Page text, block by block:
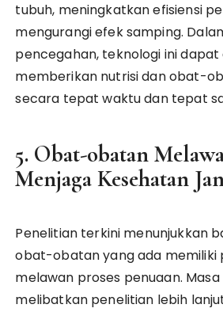
tubuh, meningkatkan efisiensi
mengurangi efek samping.
pencegahan, teknologi ini dapat
memberikan nutrisi dan obat-
secara tepat waktu dan tepat
5. Obat-obatan
Menjaga Kesehatan
Penelitian terkini menunjukkan
obat-obatan yang ada memiliki
melawan proses penuaan.
melibatkan penelitian lebih